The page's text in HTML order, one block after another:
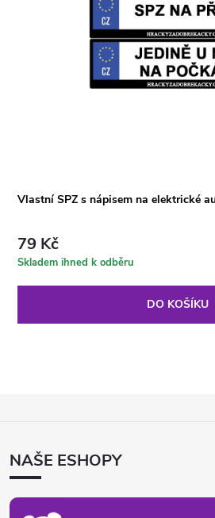
Vlastní SPZ s nápisem na elektrické
79 Kč
Skladem ihned k odběru
DO KOŠÍKU
ANAŠE ESHOPY